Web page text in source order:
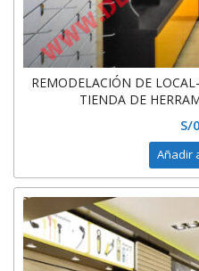
REMODELACIÓN DE
TIENDA DE
S/
Añadir